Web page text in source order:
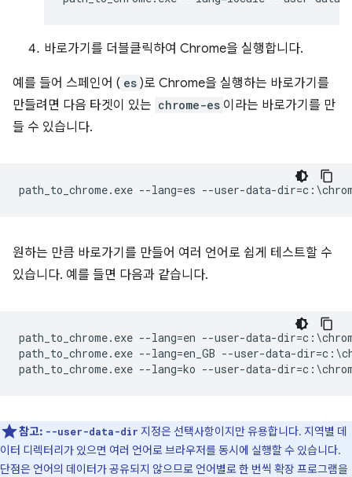
바로가기를 더블클릭하여 Chrome을 실행합니다.
예를 들어 스페인어 ( es )로 Chrome을 실행하는 바로가기를
만들려면 다음 타겟이 있는 chrome-es 이라는 바로가기를 만
들 수 있습니다.
원하는 만큼 바로가기를 만들어 여러 언어로 쉽게 테스트할 수
있습니다. 예를 들면 다음과 같습니다.
path_to_chrome.exe --lang=en --user-data-
path_to_chrome.exe --lang=en_GB --user-data-
참고: --user-data-dir 지정은 선택사항이지만 유용합니다. 지역별 데
이터 디렉터리가 있으면 여러 언어로 브라우저를 동시에 실행할 수 있습니다.
단점은 언어의 데이터가 공유되지 않으므로 언어별로 한 번씩 확장 프로그램을